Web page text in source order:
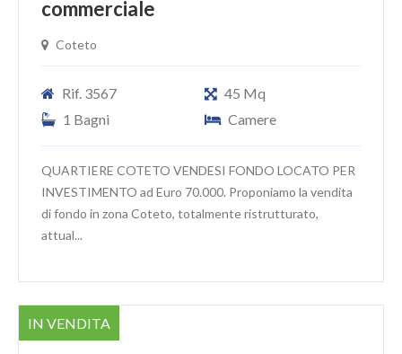
commerciale
Coteto
Rif. 3567
45 Mq
1 Bagni
Camere
QUARTIERE COTETO VENDESI FONDO LOCATO PER
INVESTIMENTO ad Euro 70.000. Proponiamo la vendita
di fondo in zona Coteto, totalmente ristrutturato,
attual...
IN VENDITA